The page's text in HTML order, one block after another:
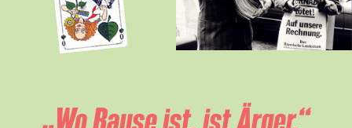
„Wo Bause ist, ist Ärger.“